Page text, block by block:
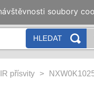
HLEDAT
přísvity >
soubory